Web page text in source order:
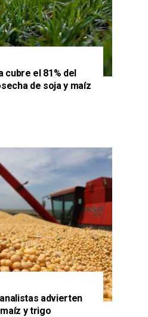
cubre el 81% del
de soja y maíz
advierten
y trigo